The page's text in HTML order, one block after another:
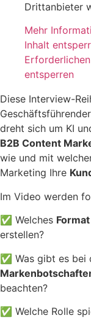
Drittanbieter
Mehr
Inhalt
entsperren
Diese Interview-
dreht sich um KI
B2B Content
wie und mit
Marketing Ihre
Im Video werden
✅ Welches Format
erstellen?
✅ Was gibt es bei
beachten?
✅ Welche Rolle